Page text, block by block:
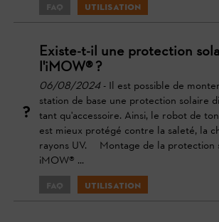
FAQ Utilisation
Existe-t-il une protection
l'iMOW® ?
06/08/2024- Il est possible de
station de base une protection solaire
tant qu'accessoire. Ainsi, le robot de
est mieux protégé contre la saleté, la
rayons UV. Montage de la protection
iMOW® ...
FAQ Utilisation